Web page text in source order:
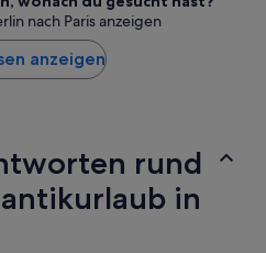
nach Paris anzeigen
anzeigen
rund
in